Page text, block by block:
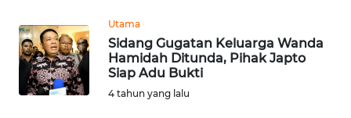
Utama
Sidang Gugatan Keluarga Wanda
Hamidah Ditunda, Pihak Japto
Siap Adu Bukti
4 tahun yang lalu
PAPUA
WN
PAPUA
BARAT